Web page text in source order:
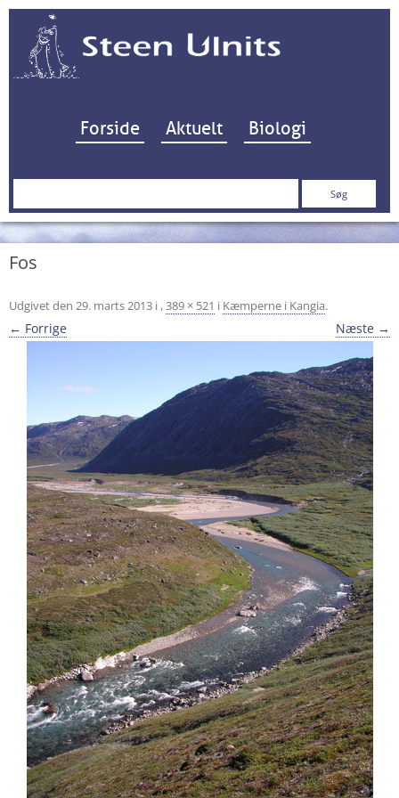
Hop til indhold
Forside Aktuelt Biologi
Søg
Fos
Udgivet den 29. marts 2013 i ,389 × 521 i Kæmperne i Kangia.
← Forrige Næste →